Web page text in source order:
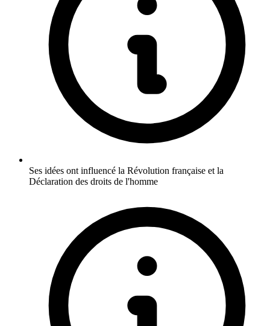
Ses idées ont influencé la Révolution française et la
Déclaration des droits de l'homme